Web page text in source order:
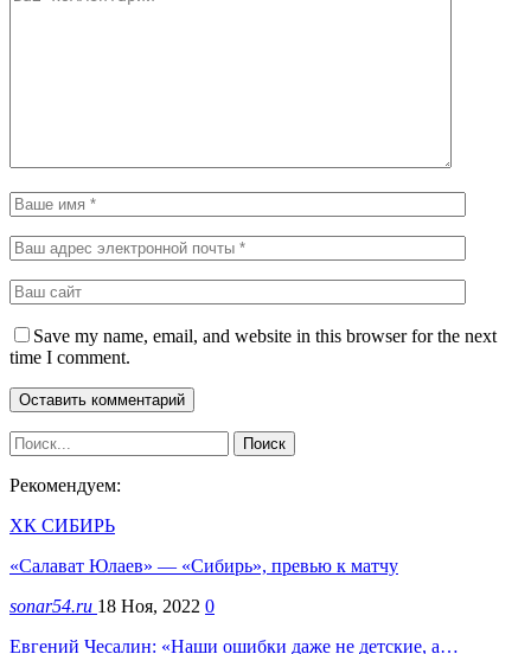
Save my name, email, and website in this browser for the next
time I comment.
Рекомендуем:
ХК СИБИРЬ
«Салават Юлаев» — «Сибирь», превью к матчу
sonar54.ru 18 Ноя, 2022 0
Евгений Чесалин: «Наши ошибки даже не детские, а…